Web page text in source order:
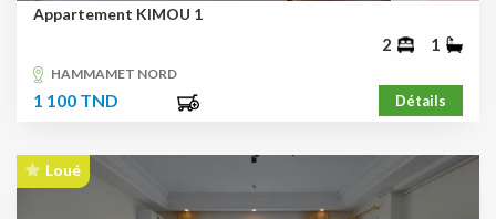
Appartement KIMOU 1
2 1
HAMMAMET NORD
1 100 TND Détails
Loué